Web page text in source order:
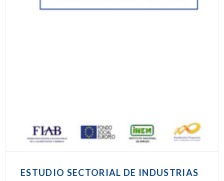
ESTUDIO SECTORIAL DE INDUSTRIAS